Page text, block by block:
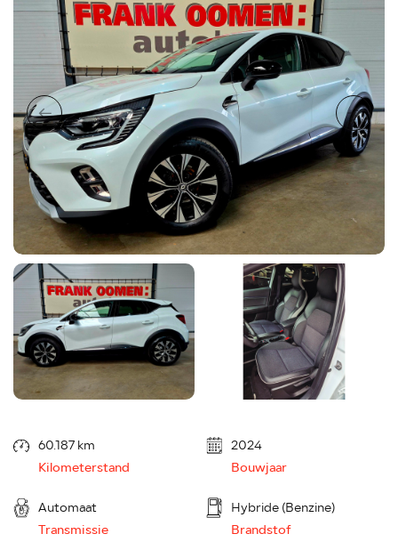
60.187 km
Kilometerstand
2024
Bouwjaar
Automaat
Transmissie
Hybride (Benzine)
Brandstof